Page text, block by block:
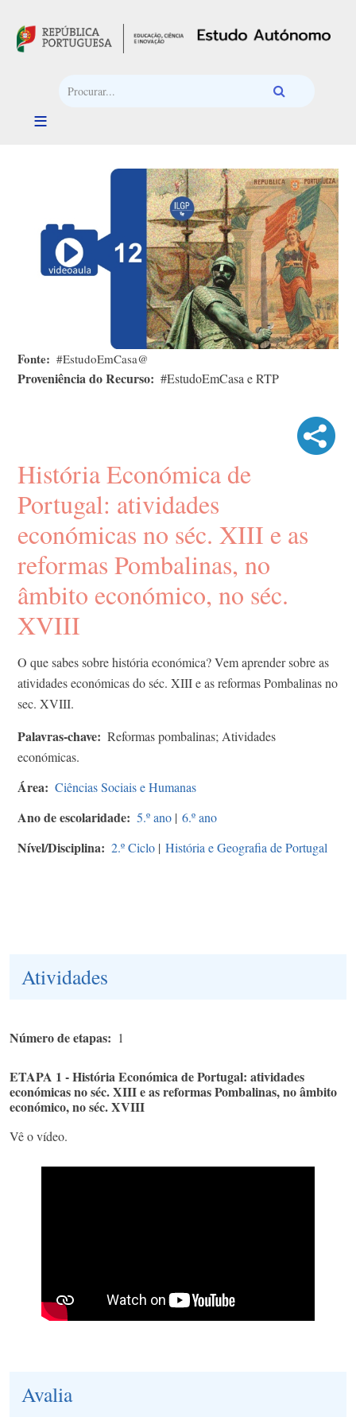
Fonte #EstudoEmCasa@
Proveniência do Recurso #EstudoEmCasa e RTP
História Económica de
Portugal: atividades
económicas no séc. XIII e as
reformas Pombalinas, no
âmbito económico, no séc.
XVIII
O que sabes sobre história económica? Vem aprender sobre as
atividades económicas do séc. XIII e as reformas Pombalinas no
sec. XVIII.
Palavras-chave
Reformas pombalinas; Atividades
económicas.
Área Ciências Sociais e Humanas
Ano de escolaridade 5.º ano | 6.º ano
Nível/Disciplina 2.º Ciclo | História e Geografia de Portugal
Atividades
Número de etapas 1
ETAPA 1 - História Económica de Portugal: atividades
económicas no séc. XIII e as reformas Pombalinas, no âmbito
económico, no séc. XVIII
Vê o vídeo.
Avalia